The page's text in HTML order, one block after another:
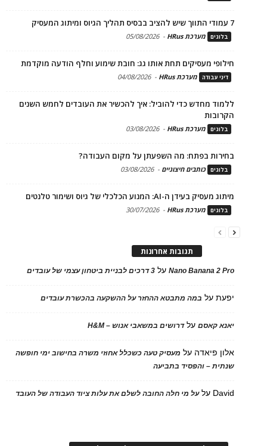
7 עמודי התווך שיש להציב בבסיס תהליך הגיוס ומיתוג המעסיק
בלוגים מערכת HRus -
05/08/2026
חילופי מעסיקים תחת אותו גג: חובת שימוע וחלף הודעה מוקדמת
דיני עבודה מערכת HRus -
04/08/2026
ללמוד מחדש כדי להוביל: איך להכשיר את העובדים לחמש השנים
הקרובות
בלוגים מערכת HRus -
03/08/2026
בחירות בפתח: מה השפעתן על מקום העבודה?
בלוגים כותבים חיצוניים -
03/08/2026
מיתוג מעסיק בעידן ה-AI: המנוע הכלכלי של גיוס ושימור טלנטים
בלוגים מערכת HRus -
30/07/2026
תגובות אחרונות
Nano Banana 2 Proעל 3 דרכים לבניית ביטחון עצמי של עובדים
יפעתעל במה מתבטא ההחזר על ההשקעה בהכשרת עובדים
יאנא קאסםעלדרושים במשאבי אנוש – H&M
אלון פיאדה על מעסיק טעה כשכלל אחוזי משרה בחישוב ימי חופשה
שנתית – והפסיד בתביעה
David עלעל מי חלה החובה לשלם את עלות ציוד העבודה של העובד